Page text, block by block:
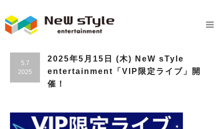
5.7
2025
2025年5月15日 (木) NeW sTyle
entertainment「VIP限定ライブ」開
催！